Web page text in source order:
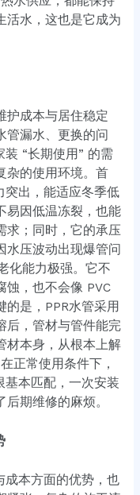
活水，这也是它成为
护成本与居住稳定
管漏水、更换的问
“长期使用” 的需
杂的使用环境。首
突出，能适应冬季低
易因低温冻裂，也能
求；同时，它的承压
水压波动出现爆管问
化能力极强。它不
蚀，也不会像 PVC
是，PPR水管采用
后，管材与管件能完
材本身，从根本上解
正常使用条件下，
基本匹配，一次安装
期维修的麻烦。
成本方面的优势，也